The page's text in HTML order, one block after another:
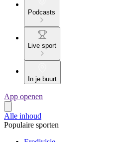
Podcasts
Live sport
In je buurt
App openen
Alle inhoud
Populaire sporten